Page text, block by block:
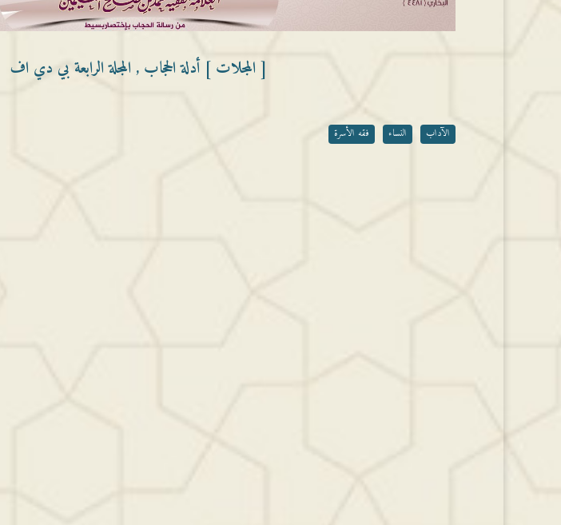
[ المجلات ] أدلة الحجاب , المجلة الرابعة بي دي اف
الآداب النساء فقه الأسرة